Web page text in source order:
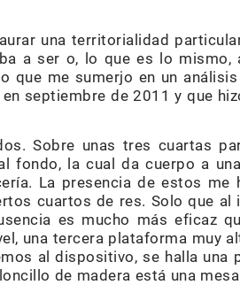
una territorialidad
a ser o, lo que es lo mismo,
que me sumerjo en un
septiembre de 2011 y que
Sobre unas tres cuartas
fondo, la cual da cuerpo a
La presencia de estos me
cuartos de res. Solo que al
es mucho más eficaz
una tercera plataforma muy
al dispositivo, se halla una
de madera está una